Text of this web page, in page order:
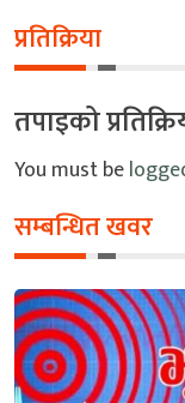
प्रतिक्रिया
तपाइको
You must be
सम्बन्धित खवर